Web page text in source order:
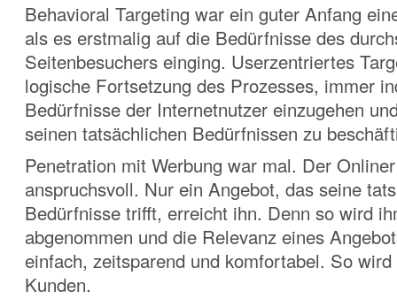
Behavioral Targeting war ein guter Anfang
als es erstmalig auf die Bedürfnisse des
Seitenbesuchers einging. Userzentriertes
logische Fortsetzung des Prozesses, immer
Bedürfnisse der Internetnutzer einzugehen
seinen tatsächlichen Bedürfnissen zu
Penetration mit Werbung war mal. Der
anspruchsvoll. Nur ein Angebot, das seine
Bedürfnisse trifft, erreicht ihn. Denn so wird
abgenommen und die Relevanz eines
einfach, zeitsparend und komfortabel. So
Kunden.